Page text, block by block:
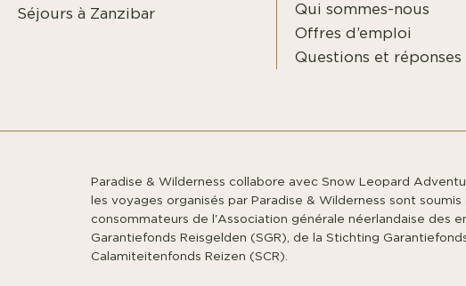
Séjours à Zanzibar
Qui sommes-nous
Offres d’emploi
Questions et réponses
Paradise & Wilderness collabore avec Snow Leopard
les voyages organisés par Paradise & Wilderness sont
consommateurs de l'Association générale néerlandaise des
Garantiefonds Reisgelden (SGR), de la Stichting
Calamiteitenfonds Reizen (SCR).